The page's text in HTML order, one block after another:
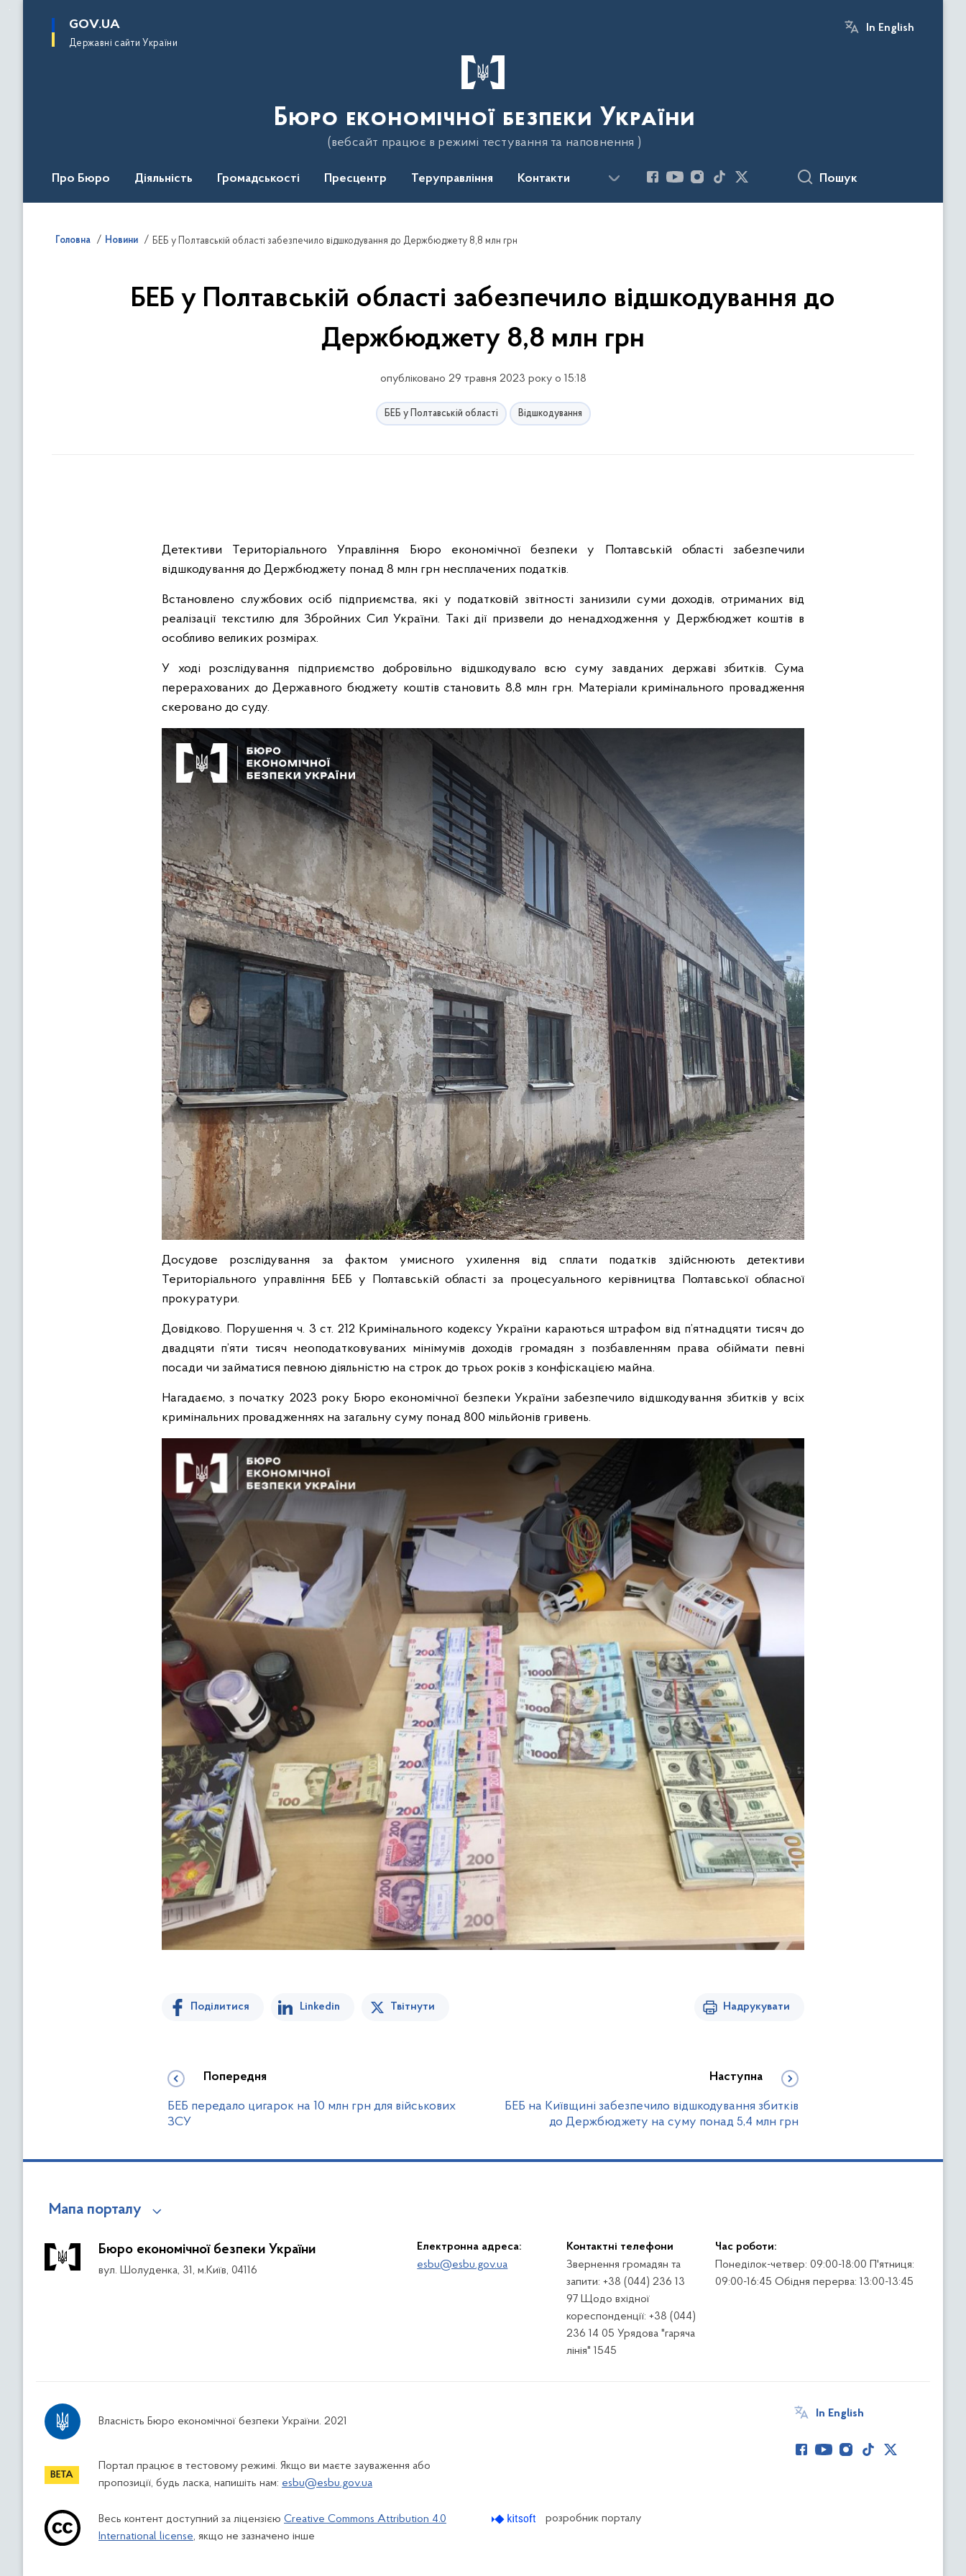
основного
GOV.UA
Державні сайти України
In English
Бюро економічної безпеки України
(вебсайт працює в режимі тестування та наповнення )
Про Бюро Діяльність Громадськості Пресцентр Теруправління Контакти Пошук
Головна Новини БЕБ у Полтавській області забезпечило відшкодування до Держбюджету 8,8 млн грн
БЕБ у Полтавській області забезпечило відшкодування до
Держбюджету 8,8 млн грн
опубліковано 29 травня 2023 року о 15:18
БЕБ у Полтавській області Відшкодування
Детективи Територіального Управління Бюро економічної безпеки у Полтавській області забезпечили
відшкодування до Держбюджету понад 8 млн грн несплачених податків.
Встановлено службових осіб підприємства, які у податковій звітності занизили суми доходів, отриманих від
реалізації текстилю для Збройних Сил України. Такі дії призвели до ненадходження у Держбюджет коштів в
особливо великих розмірах.
У ході розслідування підприємство добровільно відшкодувало всю суму завданих державі збитків. Сума
перерахованих до Державного бюджету коштів становить 8,8 млн грн. Матеріали кримінального провадження
скеровано до суду.
Досудове розслідування за фактом умисного ухилення від сплати податків здійснюють детективи
Територіального управління БЕБ у Полтавській області за процесуального керівництва Полтавської обласної
прокуратури.
Довідково. Порушення ч. 3 ст. 212 Кримінального кодексу України караються штрафом від п’ятнадцяти тисяч до
двадцяти п’яти тисяч неоподатковуваних мінімумів доходів громадян з позбавленням права обіймати певні
посади чи займатися певною діяльністю на строк до трьох років з конфіскацією майна.
Нагадаємо, з початку 2023 року Бюро економічної безпеки України забезпечило відшкодування збитків у всіх
кримінальних провадженнях на загальну суму понад 800 мільйонів гривень.
Поділитися Linkedin Твітнути Надрукувати
Попередня
БЕБ передало цигарок на 10 млн грн для військових
ЗСУ
Наступна
БЕБ на Київщині забезпечило відшкодування збитків
до Держбюджету на суму понад 5,4 млн грн
Мапа порталу
Бюро економічної безпеки України
вул. Шолуденка, 31, м.Київ, 04116
Електронна адреса:
esbu@esbu.gov.ua
Контактні телефони
Звернення громадян та
запити: +38 (044) 236 13
97 Щодо вхідної
кореспонденції: +38 (044)
236 14 05 Урядова "гаряча
лінія" 1545
Час роботи:
Понеділок-четвер: 09:00-18:00 П'ятниця:
09:00-16:45 Обідня перерва: 13:00-13:45
Власність Бюро економічної безпеки України. 2021
Портал працює в тестовому режимі. Якщо ви маєте зауваження або
пропозиції, будь ласка, напишіть нам: esbu@esbu.gov.ua
In English
Весь контент доступний за ліцензією Creative Commons Attribution 4.0
International license, якщо не зазначено інше
розробник порталу